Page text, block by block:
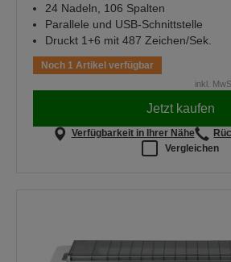
24 Nadeln, 106 Spalten
Parallele und USB-Schnittstelle
Druckt 1+6 mit 487 Zeichen/Sek.
Noch 1 Artikel verfügbar
inkl.
Jetzt kaufen
Verfügbarkeit in Ihrer Nähe
Vergleichen